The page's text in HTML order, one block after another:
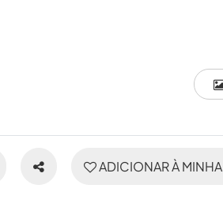
ADICIONAR À